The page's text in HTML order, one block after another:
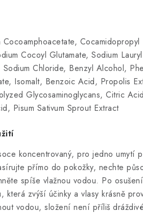
Cocoamphoacetate,
Cocoyl Glutamate, Sodium
Sodium Chloride, Benzyl Alcohol,
Isomalt, Benzoic Acid, Propolis
Glycosaminoglycans, Citric
Pisum Sativum Sprout Extract
koncentrovaný, pro jedno umytí
přímo do pokožky, nechte
spíše vlažnou vodou. Po
která zvýší účinky a vlasy krásně
vodou, složení není příliš